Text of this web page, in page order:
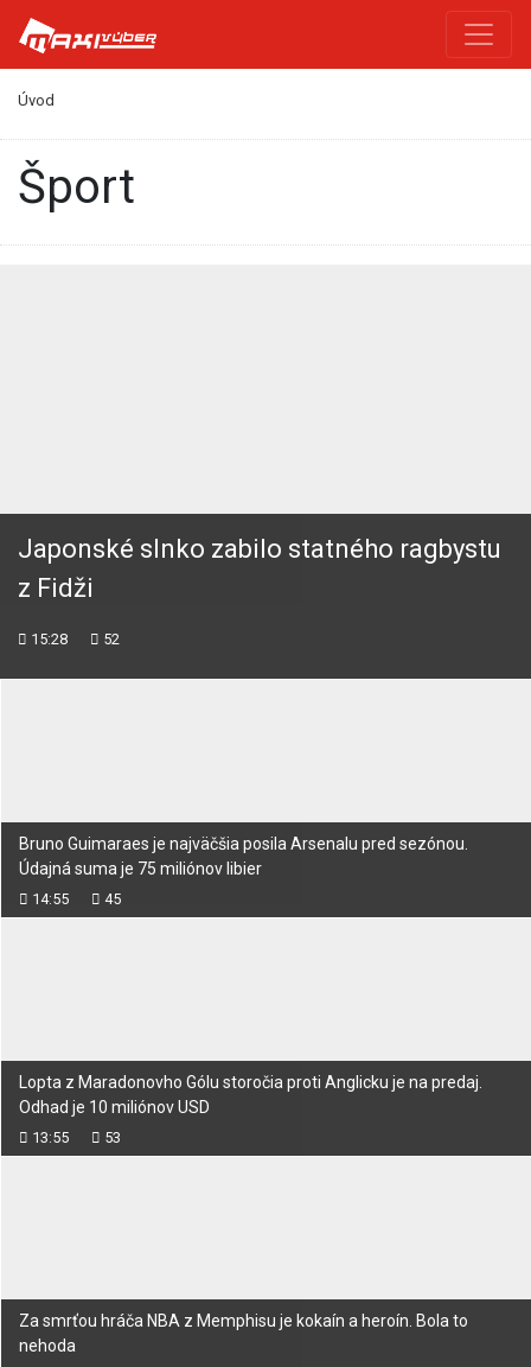
Úvod
Šport
Japonské slnko zabilo statného ragbystu
z Fidži
15:28 52
Bruno Guimaraes je najväčšia posila Arsenalu pred sezónou.
Údajná suma je 75 miliónov libier
14:55 45
Lopta z Maradonovho Gólu storočia proti Anglicku je na predaj.
Odhad je 10 miliónov USD
13:55 53
Za smrťou hráča NBA z Memphisu je kokaín a heroín. Bola to
nehoda